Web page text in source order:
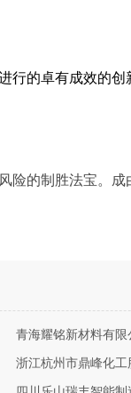
行的卓有成效的创
险的制胜法宝。
青海耀铭新材料有限
浙江杭州市鼎峰化工